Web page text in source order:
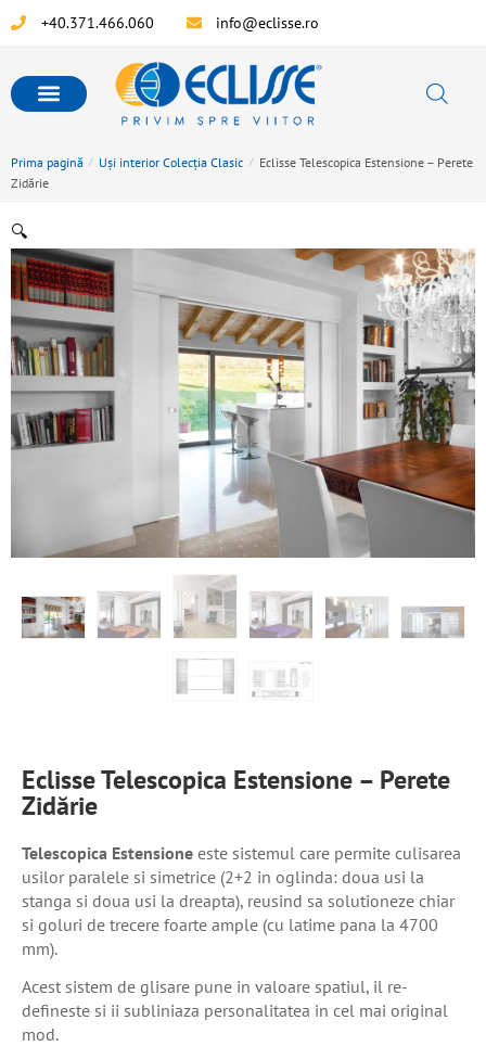
+40.371.466.060 info@eclisse.ro
Prima pagină / Uși interior Colecția Clasic / Eclisse Telescopica Estensione – Perete
Zidărie
🔍
Eclisse Telescopica Estensione – Perete
Zidărie
Telescopica Estensione este sistemul care permite culisarea
usilor paralele si simetrice (2+2 in oglinda: doua usi la
stanga si doua usi la dreapta), reusind sa solutioneze chiar
si goluri de trecere foarte ample (cu latime pana la 4700
mm).
Acest sistem de glisare pune in valoare spatiul, il re-
defineste si ii subliniaza personalitatea in cel mai original
mod.